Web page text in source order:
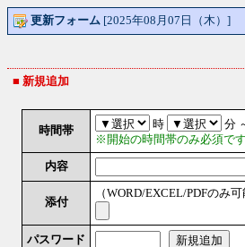
更新フォーム [2025年08月07日（木）]
■ 新規追加
時間帯 時 分
※開始の時間帯のみ必須です
内容
添付
（WORD/EXCEL/PDFのみ可
パスワード